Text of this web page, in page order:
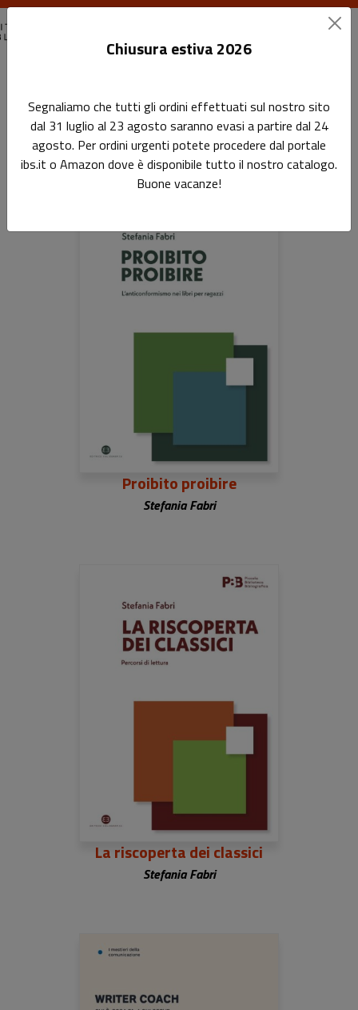
Tutti i Libri
Sfoglia la lista completa
Proibito proibire
Stefania Fabri
La riscoperta dei classici
Stefania Fabri
Chiusura estiva 2026
Segnaliamo che tutti gli ordini effettuati sul nostro sito
dal 31 luglio al 23 agosto saranno evasi a partire dal 24
agosto. Per ordini urgenti potete procedere dal portale
ibs.it o Amazon dove è disponibile tutto il nostro catalogo.
Buone vacanze!